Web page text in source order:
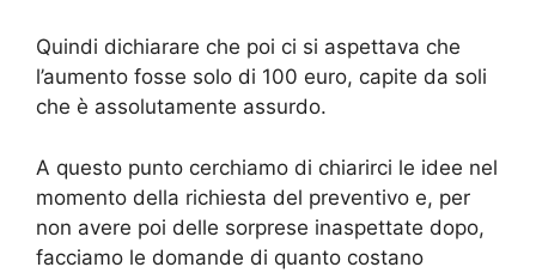
Quindi dichiarare che poi ci si aspettava che
l’aumento fosse solo di 100 euro, capite da soli
che è assolutamente assurdo.
A questo punto cerchiamo di chiarirci le idee nel
momento della richiesta del preventivo e, per
non avere poi delle sorprese inaspettate dopo,
facciamo le domande di quanto costano